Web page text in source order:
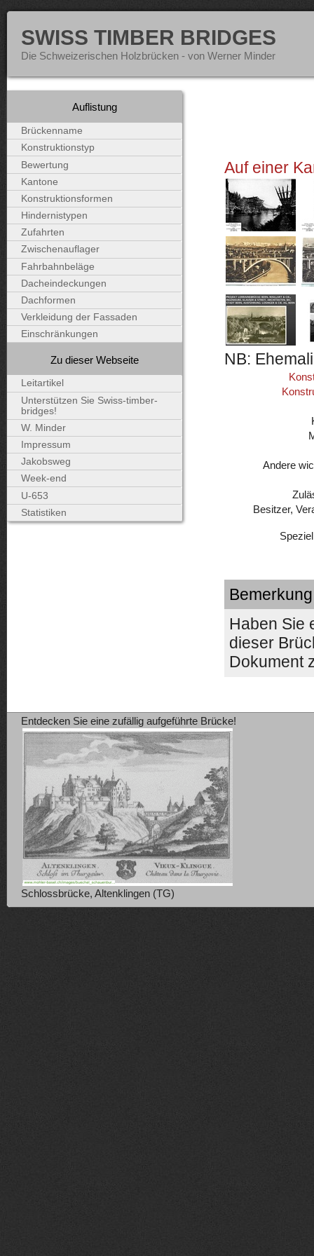
SWISS TIMBER BRIDGES
Die Schweizerischen Holzbrücken - von Werner Minder
Auf einer
NB:
Andere
Besitzer,
Bemerkung
Haben Sie
dieser
Dokument
Auflistung
Brückenname
Konstruktionstyp
Bewertung
Kantone
Konstruktionsformen
Hindernistypen
Zufahrten
Zwischenauflager
Fahrbahnbeläge
Dacheindeckungen
Dachformen
Verkleidung der Fassaden
Einschränkungen
Zu dieser Webseite
Leitartikel
Unterstützen Sie Swiss-timber-
bridges!
W. Minder
Impressum
Jakobsweg
Week-end
U-653
Statistiken
Entdecken Sie eine zufällig aufgeführte Brücke!
Schlossbrücke, Altenklingen (TG)